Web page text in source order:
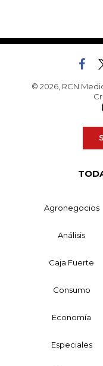
© 2026, RCN
Agronegocios
Análisis
Caja Fuerte
Consumo
Economía
Especiales